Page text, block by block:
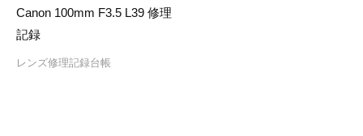
Canon 100mm F3.5 L39 修理
記録
レンズ修理記録台帳